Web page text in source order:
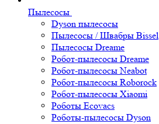
Пылесосы
Dyson пылесосы
Пылесосы / Швабры Bissel
Пылесосы Dreame
Робот-пылесосы Dreame
Робот-пылесосы Neabot
Робот-пылесосы Roborock
Робот-пылесосы Xiaomi
Роботы Ecovacs
Роботы-пылесосы Dyson